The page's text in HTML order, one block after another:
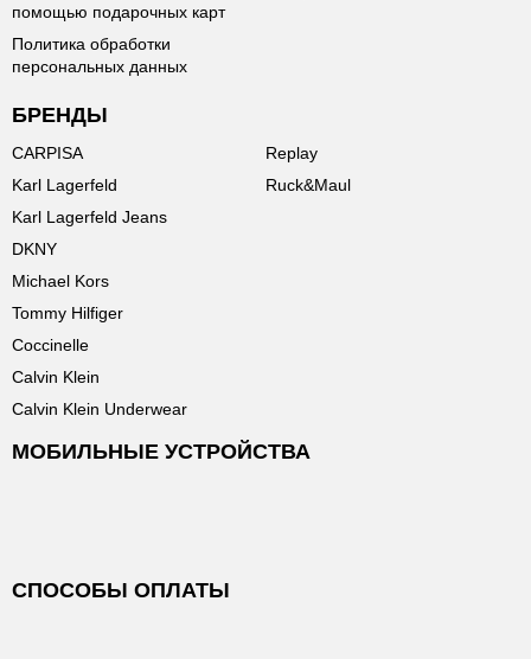
помощью подарочных карт
Политика обработки
персональных данных
БРЕНДЫ
CARPISA
Karl Lagerfeld
Karl Lagerfeld Jeans
DKNY
Michael Kors
Tommy Hilfiger
Coccinelle
Calvin Klein
Calvin Klein Underwear
Replay
Ruck&Maul
МОБИЛЬНЫЕ УСТРОЙСТВА
СПОСОБЫ ОПЛАТЫ